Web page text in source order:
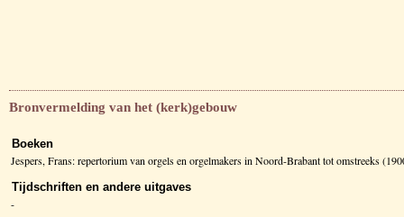
Bronvermelding van het (kerk)gebouw
Boeken
Jespers, Frans: repertorium van orgels en orgelmakers in Noord-Brabant tot omstreeks
Tijdschriften en andere uitgaves
-